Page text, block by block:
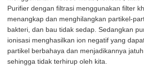
Purifier dengan filtrasi menggunakan filter
menangkap dan menghilangkan partikel-
bakteri, dan bau tidak sedap. Sedangkan
ionisasi menghasilkan ion negatif yang
partikel berbahaya dan menjadikannya
sehingga tidak terhirup oleh kita.